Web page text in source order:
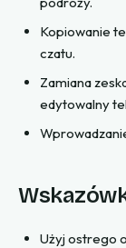
Kopiowanie
czatu.
Zamiana
edytowalny
Użyj ostrego